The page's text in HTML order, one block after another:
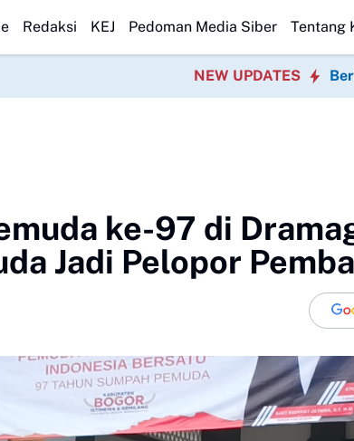
Muncang Ajak Warga Rayakan HUT RI Diduga di Menu
Redaksi KEJ Pedoman Media Siber Tentang
NEW UPDATES
ke-97 di
Jadi Pelopor